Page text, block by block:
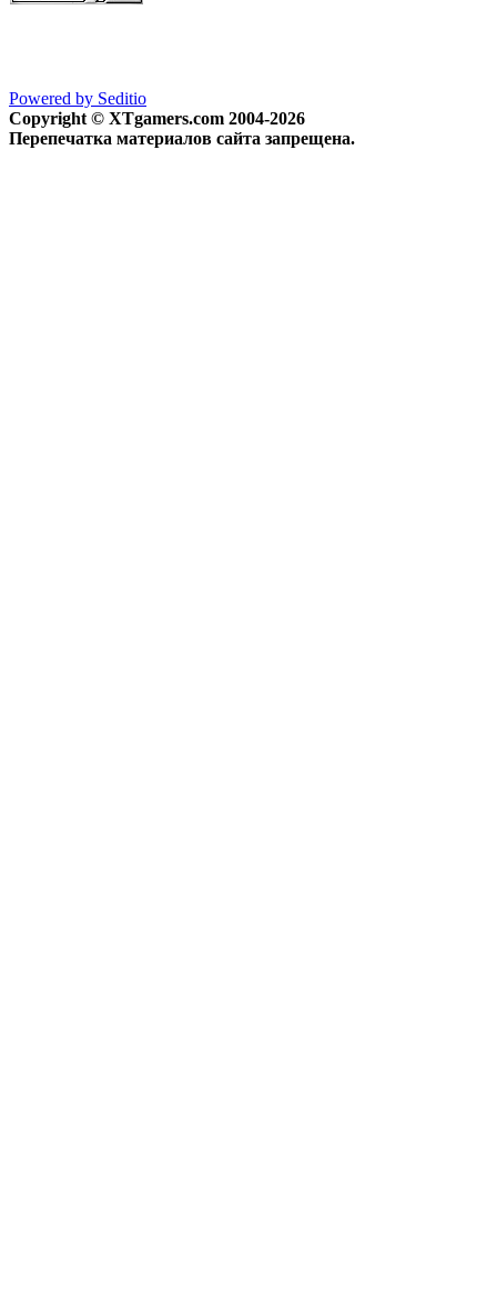
Powered by Seditio
Copyright © XTgamers.com 2004-2026
Перепечатка материалов сайта запрещена.